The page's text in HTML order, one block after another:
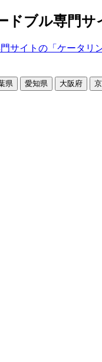
ドブル専門
県 愛知県 大阪府